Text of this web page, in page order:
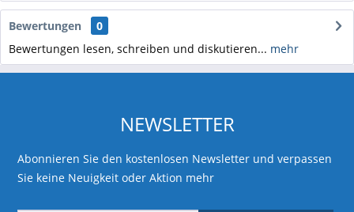
Bewertungen
0
Bewertungen lesen, schreiben und diskutieren... mehr
NEWSLETTER
Abonnieren Sie den kostenlosen Newsletter und verpassen
Sie keine Neuigkeit oder Aktion mehr